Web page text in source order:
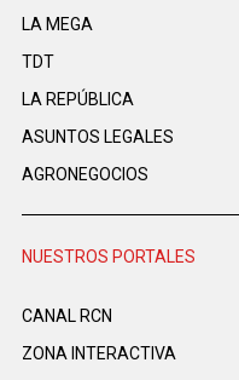
LA MEGA
TDT
LA REPÚBLICA
ASUNTOS LEGALES
AGRONEGOCIOS
NUESTROS PORTALES
CANAL RCN
ZONA INTERACTIVA